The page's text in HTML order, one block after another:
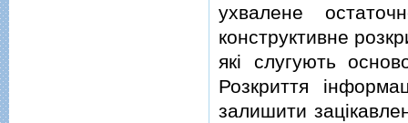
ухвалене
конструктивне
якi слугують
Розкриття
залишити